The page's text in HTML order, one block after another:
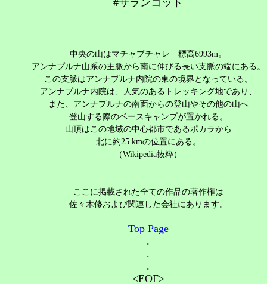
#サランコット
中央の山はマチャプチャレ 標高6993m。
アンナプルナ山系の主脈から南に伸びる長い支脈の端にある。
この支脈はアンナプルナ内院の東の境界となっている。
アンナプルナ内院は、人気のあるトレッキング地であり、
また、アンナプルナの南面からの登山やその他の山へ
登山する際のベースキャンプが置かれる。
山頂はこの地域の中心都市であるポカラから
北に約25 kmの位置にある。
（Wikipedia抜粋）
ここに掲載された全ての作品の著作権は
佐々木修および関連した会社にあります。
Top Page
.
.
.
<EOF>